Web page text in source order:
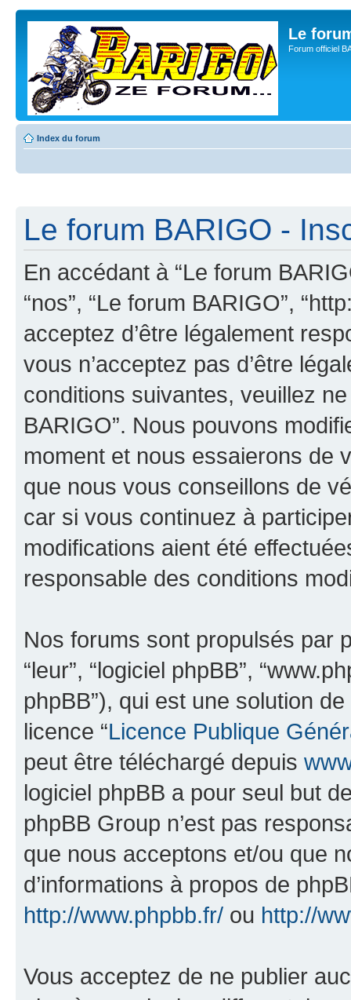
Le
Forum officiel
Index du forum
Le forum BARIGO -
En accédant à “Le forum
“nos”, “Le forum BARIGO”,
acceptez d’être légalement
vous n’acceptez pas d’être
conditions suivantes, veuillez
BARIGO”. Nous pouvons
moment et nous essaierons de
que nous vous conseillons de
car si vous continuez à
modifications aient été
responsable des conditions
Nos forums sont propulsés par
“leur”, “logiciel phpBB”,
phpBB”), qui est une solution
licence “Licence Publique
peut être téléchargé depuis
logiciel phpBB a pour seul but
phpBB Group n’est pas
que nous acceptons et/ou que
d’informations à propos de
http://www.phpbb.fr/ ou http://
Vous acceptez de ne publier